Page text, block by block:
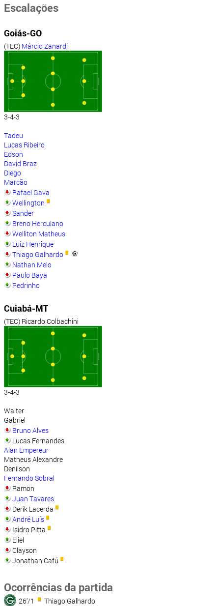
Escalações
Goiás-GO
(TEC) Márcio Zanardi
3-4-3
Tadeu
Lucas Ribeiro
Edson
David Braz
Diego
Marcão
Rafael Gava
Wellington
Sander
Breno Herculano
Welliton Matheus
Luiz Henrique
Thiago Galhardo
Nathan Melo
Paulo Baya
Pedrinho
Cuiabá-MT
(TEC) Ricardo Colbachini
3-4-3
Walter
Gabriel
Bruno Alves
Lucas Fernandes
Alan Empereur
Matheus Alexandre
Denilson
Fernando Sobral
Ramon
Juan Tavares
Derik Lacerda
André Luís
Isidro Pitta
Eliel
Clayson
Jonathan Cafú
Ocorrências da partida
26'/1
Thiago Galhardo